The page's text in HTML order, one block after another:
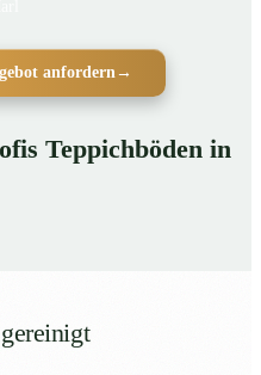
anfordern →
Teppichböden in